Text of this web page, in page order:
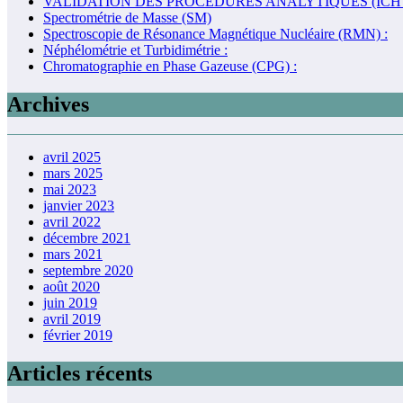
Spectrométrie de Masse (SM)
Spectroscopie de Résonance Magnétique Nucléaire (RMN) :
Néphélométrie et Turbidimétrie :
Chromatographie en Phase Gazeuse (CPG) :
Archives
avril 2025
mars 2025
mai 2023
janvier 2023
avril 2022
décembre 2021
mars 2021
septembre 2020
août 2020
juin 2019
avril 2019
février 2019
Articles récents